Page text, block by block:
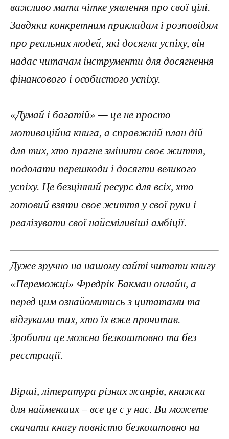
важливо мати чітке уявлення про свої цілі.
Завдяки конкретним прикладам і розповідям
про реальних людей, які досягли успіху, він
надає читачам інструменти для досягнення
фінансового і особистого успіху.
«Думай і багатій» — це не просто
мотиваційна книга, а справжній план дій
для тих, хто прагне змінити своє життя,
подолати перешкоди і досягти великого
успіху. Це безцінний ресурс для всіх, хто
готовий взяти своє життя у свої руки і
реалізувати свої найсміливіші амбіції.
Дуже зручно на нашому сайті читати книгу
«Переможці» Фредрік Бакман онлайн, а
перед цим ознайомитись з цитатами та
відгуками тих, хто їх вже прочитав.
Зробити це можна безкоштовно та без
реєстрації.
Вірші, література різних жанрів, книжки
для найменших – все це є у нас. Ви можете
скачати книгу повністю безкоштовно на